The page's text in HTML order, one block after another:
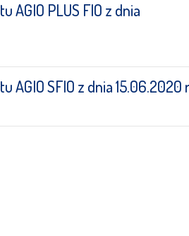
AGIO PLUS FIO z dnia
AGIO SFIO z dnia 15.06.2020